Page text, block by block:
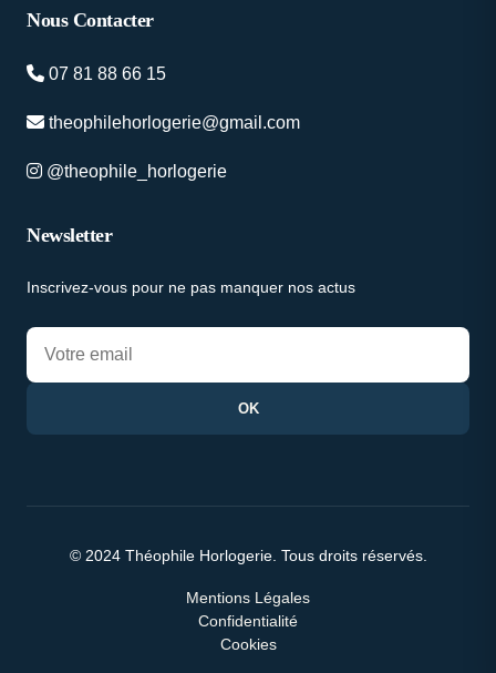
Nous Contacter
07 81 88 66 15
theophilehorlogerie@gmail.com
@theophile_horlogerie
Newsletter
Inscrivez-vous pour ne pas manquer nos actus
OK
© 2024 Théophile Horlogerie. Tous droits réservés.
Mentions Légales
Confidentialité
Cookies